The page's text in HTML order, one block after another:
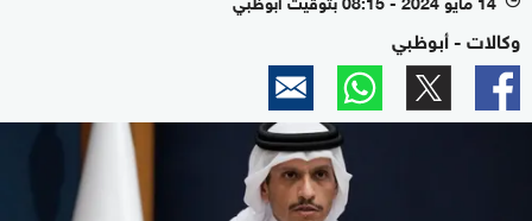
وكالات - أبوظبي